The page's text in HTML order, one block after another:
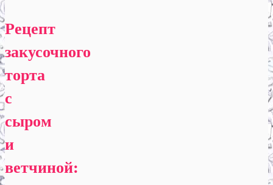
Рецепт
закусочного
торта
с
сыром
и
ветчиной: